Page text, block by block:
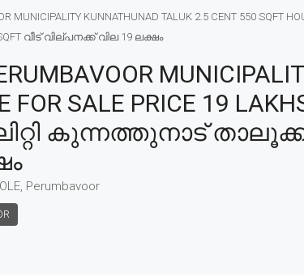
MUNICIPALITY KUNNATHUNAD TALUK 2.5 CENT 550
വീട് വില്പനക്ക് വില 19 ലക്ഷം
FOR SALE PRICE 19
കുന്നത്തുനാട്
Perumbavoor